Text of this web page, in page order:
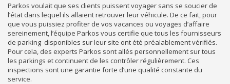
Parkos voulait que ses clients puissent voyager sans se soucier de
l’état dans lequel ils allaient retrouver leur véhicule. De ce fait, pour
que vous puissiez profiter de vos vacances ou voyages d’affaire
sereinement, l’équipe Parkos vous certifie que tous les fournisseurs
de parking disponibles sur leur site ont été préalablement vérifiés.
Pour cela, des experts Parkos sont allés personnellement sur tous
les parkings et continuent de les contrôler régulièrement. Ces
inspections sont une garantie forte d’une qualité constante du
service.